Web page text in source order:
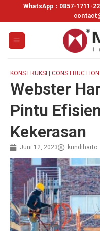
WhatsApp： 0857-1711-
KONSTRUKSI | CONSTRUCTION
Webster
Pintu
Kekerasan
Juni 12, 2023 kundiharto